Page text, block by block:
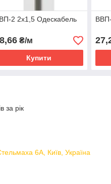
2 2х1,5 Одескабель
₴/м
Купити
за рік
6А, Київ, Україна